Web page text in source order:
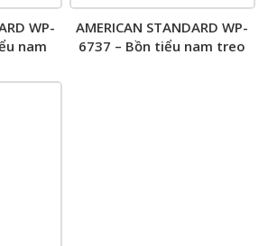
WP-
nam
AMERICAN STANDARD WP-
6737 – Bồn tiểu nam treo